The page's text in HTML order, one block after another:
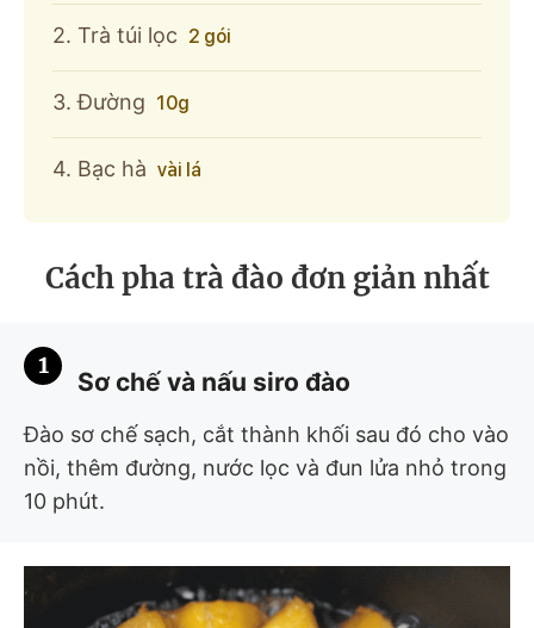
2. Trà túi lọc 2 gói
3. Đường 10g
4. Bạc hà vài lá
Cách pha trà đào đơn giản nhất
1
Sơ chế và nấu siro đào
Đào sơ chế sạch, cắt thành khối sau đó cho vào
nồi, thêm đường, nước lọc và đun lửa nhỏ trong
10 phút.